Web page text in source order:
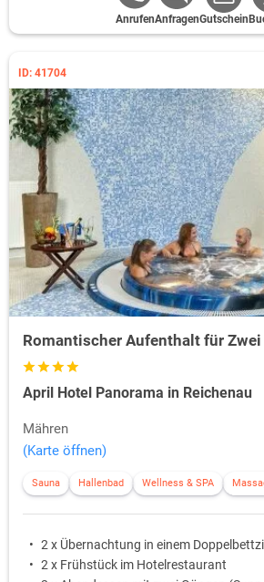
AnrufenAnfragenGutschein
ID: 41704
Romantischer Aufenthalt für Zwei
April Hotel Panorama in Reichenau
Mähren
(Karte öffnen)
Sauna Hallenbad Wellness & SPA
2 x Übernachtung in einem
2 x Frühstück im Hotelrestaurant